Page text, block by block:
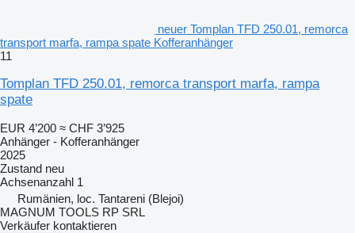
neuer Tomplan TFD 250.01, remorca
transport marfa, rampa spate Kofferanhänger
11
Tomplan TFD 250.01, remorca transport marfa, rampa
spate
EUR 4’200 ≈ CHF 3’925
Anhänger - Kofferanhänger
2025
Zustand neu
Achsenanzahl 1
Rumänien, loc. Tantareni (Blejoi)
MAGNUM TOOLS RP SRL
Verkäufer kontaktieren